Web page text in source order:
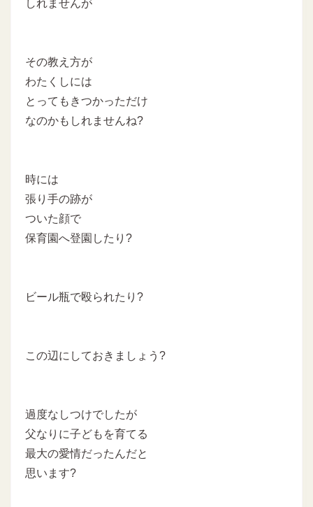
しれませんが
その教え方が
わたくしには
とってもきつかっただけ
なのかもしれませんね?
時には
張り手の跡が
ついた顔で
保育園へ登園したり?
ビール瓶で殴られたり?
この辺にしておきましょう?
過度なしつけでしたが
父なりに子どもを育てる
最大の愛情だったんだと
思います?